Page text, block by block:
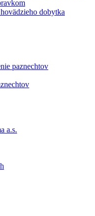
dobytka
paznechtov
a.s.